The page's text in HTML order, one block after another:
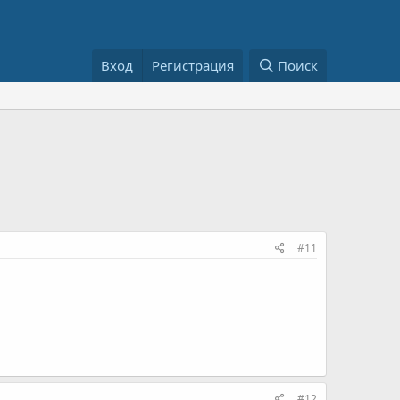
Вход Регистрация Поиск
#11